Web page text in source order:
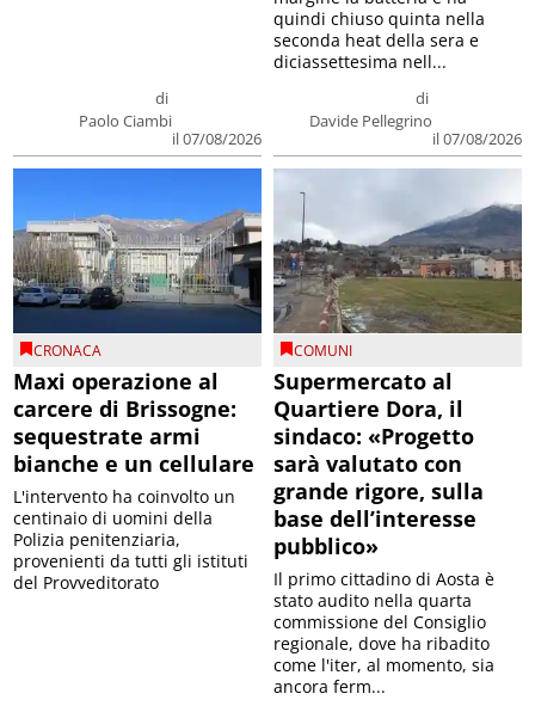
di
Paolo Ciambi
il 07/08/2026
di
Davide Pellegrino
il 07/08/2026
quindi chiuso quinta nella
seconda heat della sera e
diciassettesima nell...
CRONACA
Maxi operazione al
carcere di Brissogne:
sequestrate armi
bianche e un cellulare
L'intervento ha coinvolto un
centinaio di uomini della
Polizia penitenziaria,
provenienti da tutti gli istituti
del Provveditorato
COMUNI
Supermercato al
Quartiere Dora, il
sindaco: «Progetto
sarà valutato con
grande rigore, sulla
base dell’interesse
pubblico»
Il primo cittadino di Aosta è
stato audito nella quarta
commissione del Consiglio
regionale, dove ha ribadito
come l'iter, al momento, sia
ancora ferm...